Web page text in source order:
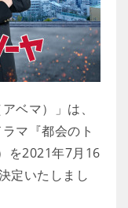
ベマ）」は、
マ『都会のト
を2021年7月16
定いたしまし